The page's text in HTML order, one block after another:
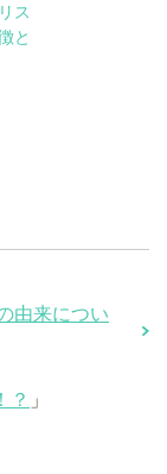
ス
と
由来につい
？ 」